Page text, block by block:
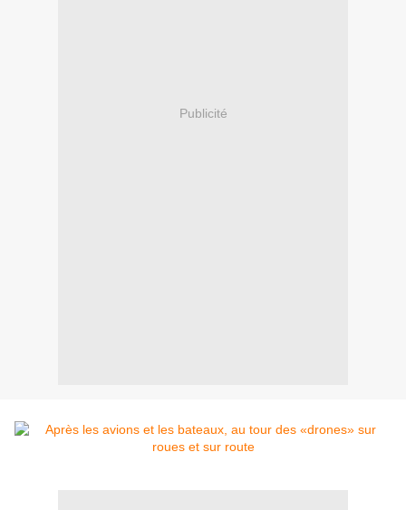
Publicité